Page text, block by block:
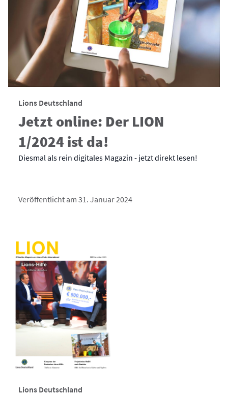
Lions Deutschland
Jetzt online: Der LION
1/2024 ist da!
Diesmal als rein digitales Magazin - jetzt direkt lesen!
Veröffentlicht am 31. Januar 2024
Lions Deutschland